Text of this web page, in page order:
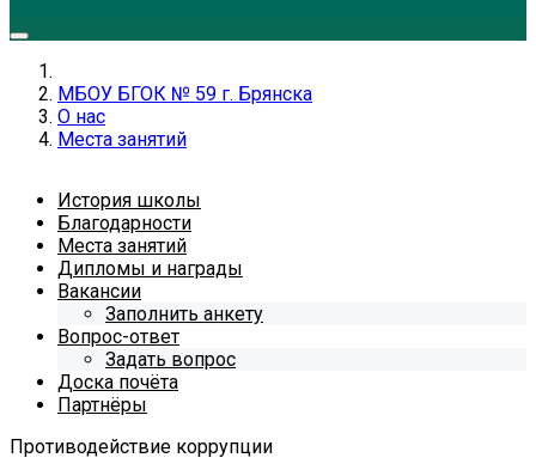
МБОУ БГОК № 59 г. Брянска
О нас
Места занятий
История школы
Благодарности
Места занятий
Дипломы и награды
Вакансии
Заполнить анкету
Вопрос-ответ
Задать вопрос
Доска почёта
Партнёры
Противодействие коррупции